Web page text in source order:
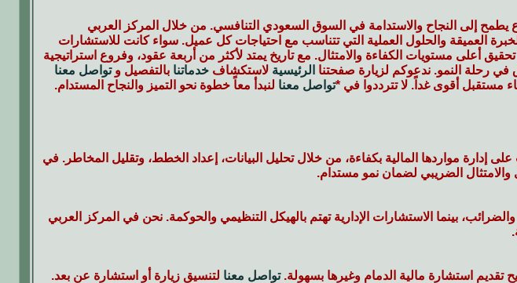
يطمح إلى النجاح والاستدامة في السوق السعودي التنافسي. من خلال المركز العربي
العميقة والحلول العملية التي تتناسب مع احتياجات كل عميل. سواء كانت للاستشارات
أعلى مستويات الكفاءة والامتثال. مع تاريخ يمتد لأكثر من أربعة عقود، وفروع استراتيجية
رحلة النمو. ندعوكم لزيارة صفحتنا الرئيسية لاستكشاف خدماتنا بالتفصيل وتواصل معنا
مستقبل أقوى غداً. لا تترددوا في *تواصل معنا لنبدأ معاً خطوة نحو التميز والنجاح المستدام.
مواردها المالية بكفاءة، من خلال تحليل البيانات، إعداد الخطط، وتقليل المخاطر. في
الضريبي لضمان نمو مستدام.
بينما الاستشارات الإدارية تهتم بالهيكل التنظيمي والحوكمة. نحن في المركز العربي
تقديم استشارة مالية الدمام وغيرها بسهولة.تواصل معنا لتنسيق زيارة أو استشارة عن بعد.